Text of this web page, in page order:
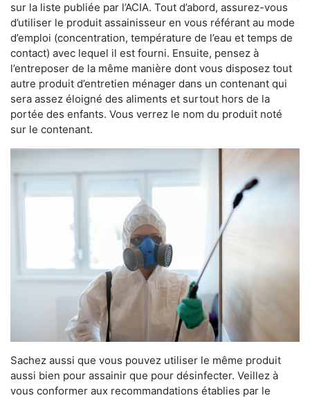
sur la liste publiée par l’ACIA. Tout d’abord, assurez-vous
d’utiliser le produit assainisseur en vous référant au mode
d’emploi (concentration, température de l’eau et temps de
contact) avec lequel il est fourni. Ensuite, pensez à
l’entreposer de la même manière dont vous disposez tout
autre produit d’entretien ménager dans un contenant qui
sera assez éloigné des aliments et surtout hors de la
portée des enfants. Vous verrez le nom du produit noté
sur le contenant.
Sachez aussi que vous pouvez utiliser le même produit
aussi bien pour assainir que pour désinfecter. Veillez à
vous conformer aux recommandations établies par le